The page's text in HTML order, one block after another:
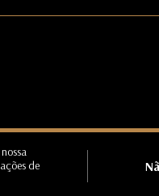
Preferências de Cookies
de